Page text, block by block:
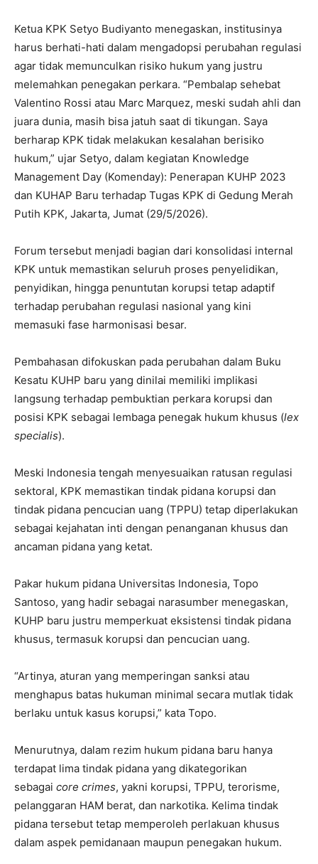
Ketua KPK Setyo Budiyanto menegaskan, institusinya
harus berhati-hati dalam mengadopsi perubahan regulasi
agar tidak memunculkan risiko hukum yang justru
melemahkan penegakan perkara. “Pembalap sehebat
Valentino Rossi atau Marc Marquez, meski sudah ahli dan
juara dunia, masih bisa jatuh saat di tikungan. Saya
berharap KPK tidak melakukan kesalahan berisiko
hukum,” ujar Setyo, dalam kegiatan Knowledge
Management Day (Komenday): Penerapan KUHP 2023
dan KUHAP Baru terhadap Tugas KPK di Gedung Merah
Putih KPK, Jakarta, Jumat (29/5/2026).
Forum tersebut menjadi bagian dari konsolidasi internal
KPK untuk memastikan seluruh proses penyelidikan,
penyidikan, hingga penuntutan korupsi tetap adaptif
terhadap perubahan regulasi nasional yang kini
memasuki fase harmonisasi besar.
Pembahasan difokuskan pada perubahan dalam Buku
Kesatu KUHP baru yang dinilai memiliki implikasi
langsung terhadap pembuktian perkara korupsi dan
posisi KPK sebagai lembaga penegak hukum khusus (lex
specialis).
Meski Indonesia tengah menyesuaikan ratusan regulasi
sektoral, KPK memastikan tindak pidana korupsi dan
tindak pidana pencucian uang (TPPU) tetap diperlakukan
sebagai kejahatan inti dengan penanganan khusus dan
ancaman pidana yang ketat.
Pakar hukum pidana Universitas Indonesia, Topo
Santoso, yang hadir sebagai narasumber menegaskan,
KUHP baru justru memperkuat eksistensi tindak pidana
khusus, termasuk korupsi dan pencucian uang.
“Artinya, aturan yang memperingan sanksi atau
menghapus batas hukuman minimal secara mutlak tidak
berlaku untuk kasus korupsi,” kata Topo.
Menurutnya, dalam rezim hukum pidana baru hanya
terdapat lima tindak pidana yang dikategorikan
sebagai core crimes, yakni korupsi, TPPU, terorisme,
pelanggaran HAM berat, dan narkotika. Kelima tindak
pidana tersebut tetap memperoleh perlakuan khusus
dalam aspek pemidanaan maupun penegakan hukum.